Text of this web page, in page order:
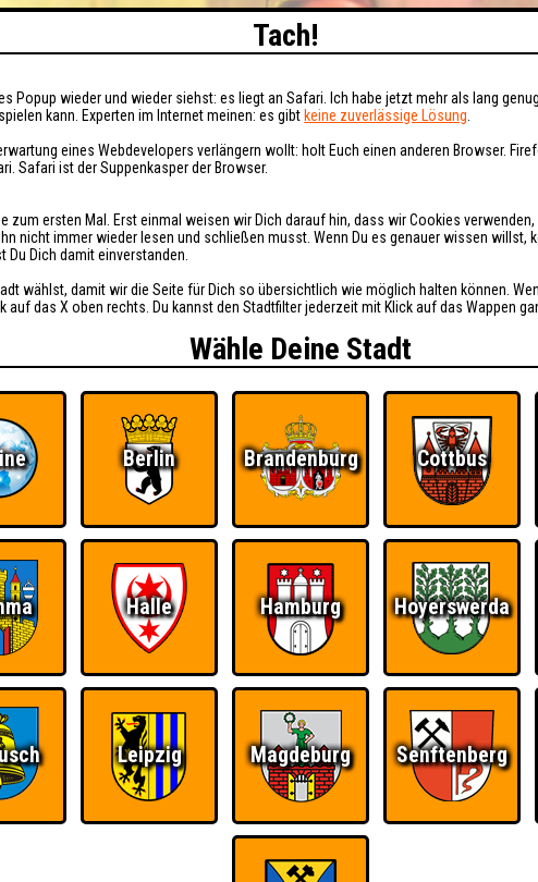
HIGHSCORE RESERVIERUNG BUCHEN FAQ
die in einem Stechen verlieren, trotzdem auf dem 1. Platz - den haben sie
den 1. Platz.
Quizveteran
Tach!
Popup wieder und wieder siehst: es liegt an Safari. Ich habe jetzt mehr als lang
kann. Experten im Internet meinen: es gibt keine zuverlässige Lösung
eines Webdevelopers verlängern wollt: holt Euch einen anderen Browser.
Safari ist der Suppenkasper der Browser.
zum ersten Mal. Erst einmal weisen wir Dich darauf hin, dass wir Cookies
nicht immer wieder lesen und schließen musst. Wenn Du es genauer wissen willst,
Du Dich damit einverstanden.
wählst, damit wir die Seite für Dich so übersichtlich wie möglich halten können.
das X oben rechts. Du kannst den Stadtfilter jederzeit mit Klick auf das Wappen
Wähle Deine Stadt
Berlin Brandenburg Cottbus
Halle Hamburg Hoyerswerda
Leipzig Magdeburg Senftenberg